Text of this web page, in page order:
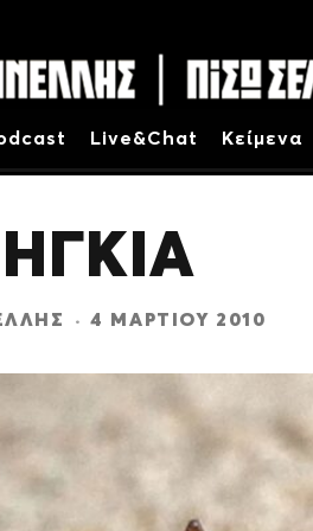
Live&Chat Κείμενα
· 4 ΜΑΡΤΊΟΥ 2010